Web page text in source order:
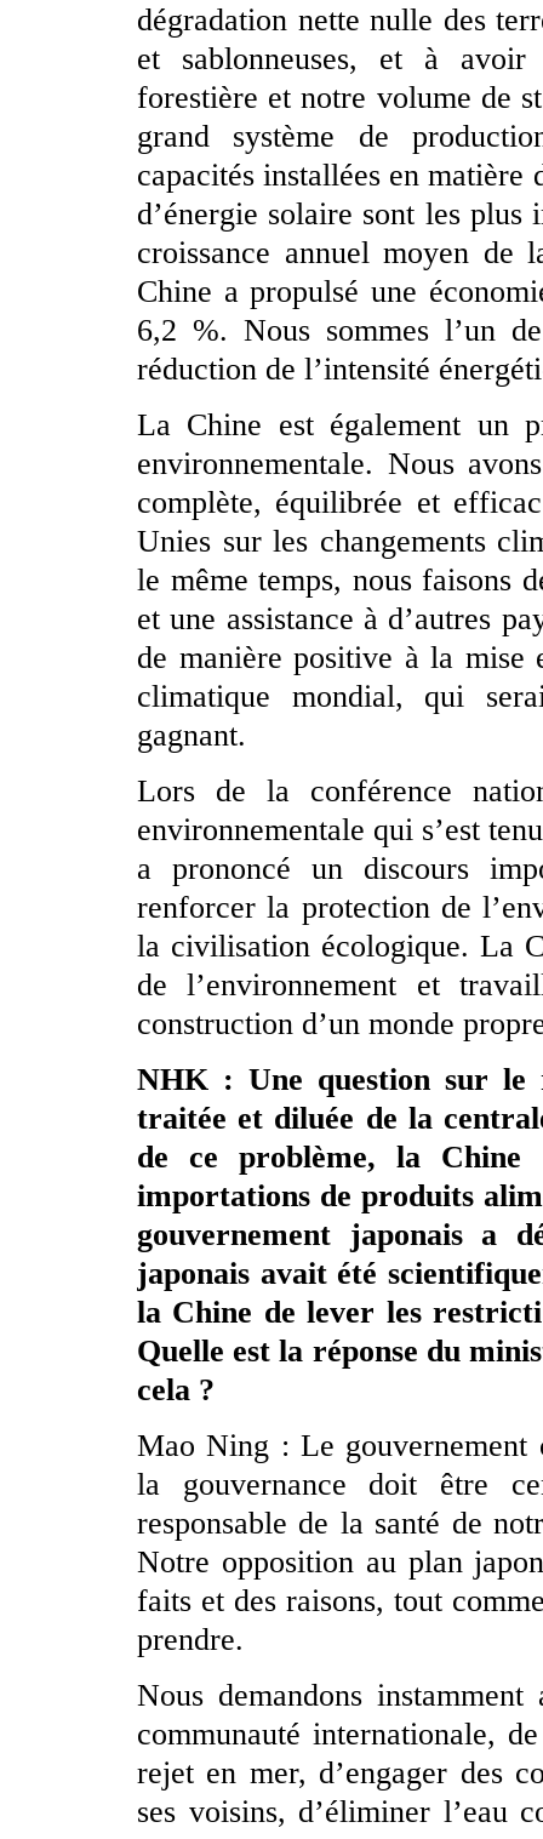
dégradation nette nulle des
et sablonneuses, et à
forestière et notre volume de
grand système de
capacités installées en matière
d’énergie solaire sont les
croissance annuel moyen de
Chine a propulsé une
6,2 %. Nous sommes l’un
réduction de l’intensité
La Chine est également un
environnementale. Nous
complète, équilibrée et
Unies sur les changements
le même temps, nous faisons
et une assistance à d’autres
de manière positive à la mise
climatique mondial, qui
gagnant.
Lors de la conférence
environnementale qui s’est
a prononcé un discours
renforcer la protection de
la civilisation écologique. La
de l’environnement et
construction d’un monde
NHK : Une question sur le
traitée et diluée de la
de ce problème, la
importations de produits
gouvernement japonais a
japonais avait été
la Chine de lever les
Quelle est la réponse du
cela ?
Mao Ning : Le gouvernement
la gouvernance doit être
responsable de la santé de
Notre opposition au plan
faits et des raisons, tout
prendre.
Nous demandons
communauté internationale,
rejet en mer, d’engager des
ses voisins, d’éliminer l’eau